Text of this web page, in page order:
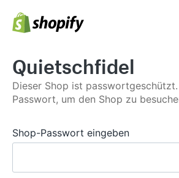
Quietschfidel
Dieser Shop ist
Passwort, um den Shop zu
Shop-Passwort eingeben